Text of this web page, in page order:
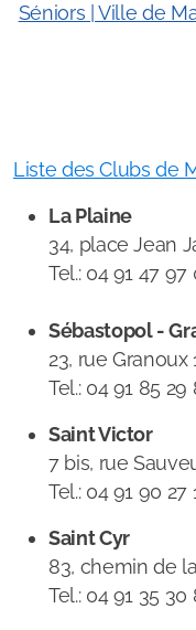
Séniors | Ville de
Liste des Clubs de
La Plaine
34, place Jean
Tel.: 04 91 47 97
Sébastopol -
23, rue
Tel.: 04 91 85 29
Saint Victor
7 bis, rue
Tel.: 04 91 90 27
Saint Cyr
83, chemin de
Tel.: 04 91 35 30